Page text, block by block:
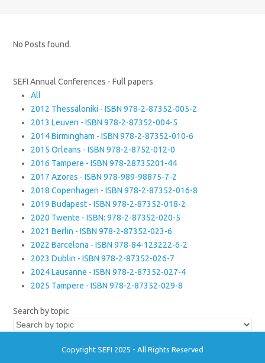
No Posts found.
SEFI Annual Conferences - Full papers
All
2012 Thessaloniki - ISBN 978-2-87352-005-2
2013 Leuven - ISBN 978-2-87352-004-5
2014 Birmingham - ISBN 978-2-87352-010-6
2015 Orleans - ISBN 978-2-8752-012-0
2016 Tampere - ISBN 978-28735201-44
2017 Azores - ISBN 978-989-98875-7-2
2018 Copenhagen - ISBN 978-2-87352-016-8
2019 Budapest - ISBN 978-2-87352-018-2
2020 Twente - ISBN: 978-2-87352-020-5
2021 Berlin - ISBN 978-2-87352-023-6
2022 Barcelona - ISBN 978-84-123222-6-2
2023 Dublin - ISBN 978-2-87352-026-7
2024 Lausanne - ISBN 978-2-87352-027-4
2025 Tampere - ISBN 978-2-87352-029-8
Search by topic
Copyright SEFI 2025 - All Rights Reserved